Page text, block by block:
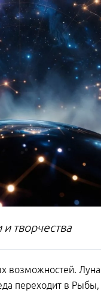
творчества
переходит в